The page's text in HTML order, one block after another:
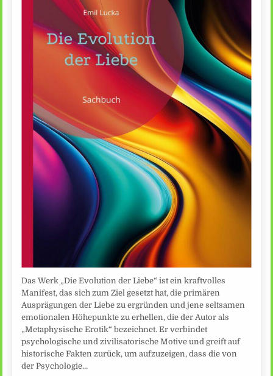
Das Werk „Die Evolution der Liebe“ ist ein kraftvolles
Manifest, das sich zum Ziel gesetzt hat, die primären
Ausprägungen der Liebe zu ergründen und jene seltsamen
emotionalen Höhepunkte zu erhellen, die der Autor als
„Metaphysische Erotik“ bezeichnet. Er verbindet
psychologische und zivilisatorische Motive und greift auf
historische Fakten zurück, um aufzuzeigen, dass die von
der Psychologie…